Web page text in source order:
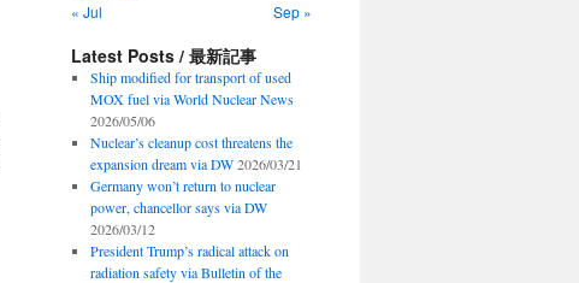
« Jul
Sep »
Latest Posts / 最新記事
Ship modified for transport of used
MOX fuel via World Nuclear News
2026/05/06
Nuclear’s cleanup cost threatens the
expansion dream via DW 2026/03/21
Germany won’t return to nuclear
power, chancellor says via DW
2026/03/12
President Trump’s radical attack on
radiation safety via Bulletin of the